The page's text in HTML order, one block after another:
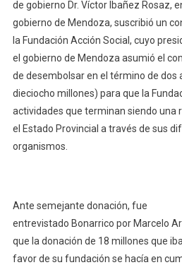
de gobierno Dr. Víctor Ibañez Rosaz,
gobierno de Mendoza, suscribió un
la Fundación Acción Social, cuyo
el gobierno de Mendoza asumió el
de desembolsar en el término de dos
dieciocho millones) para que la
actividades que terminan siendo una
el Estado Provincial a través de sus
organismos.
Ante semejante donación, fue
entrevistado Bonarrico por Marcelo
que la donación de 18 millones que
favor de su fundación se hacía en